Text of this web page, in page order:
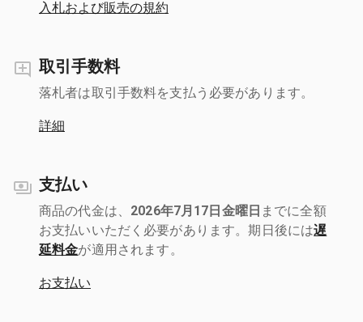
入札および販売の規約
取引手数料
落札者は取引手数料を支払う必要があります。
詳細
支払い
商品の代金は、 2026年7月17日金曜日 までに全額
お支払いいただく必要があります。期日後には遅
延料金が適用されます。
お支払い